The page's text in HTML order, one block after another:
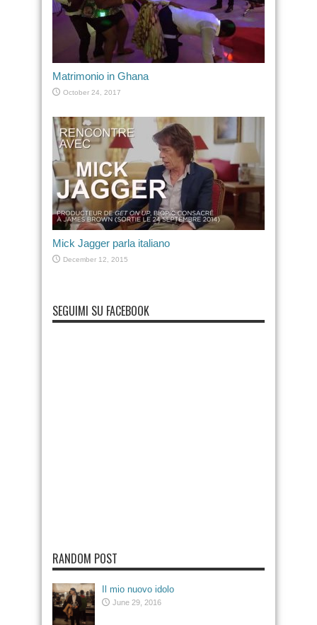
Matrimonio in Ghana
October 24, 2017
Mick Jagger parla italiano
December 12, 2015
SEGUIMI SU FACEBOOK
RANDOM POST
Il mio nuovo idolo
June 29, 2016